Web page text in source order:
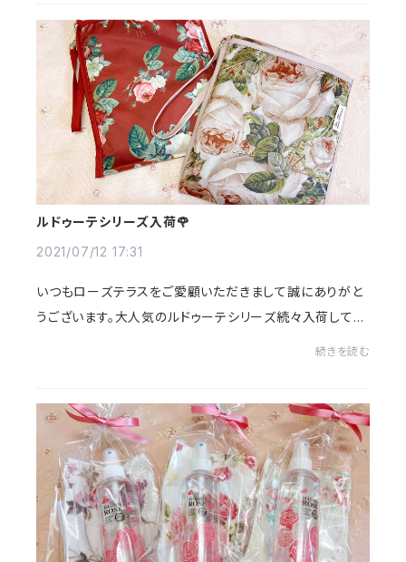
ルドゥーテシリーズ入荷🌹
2021/07/12 17:31
いつもローズテラスをご愛顧いただきまして誠にありがと
うございます。大人気のルドゥーテシリーズ続々入荷してお
続きを読む